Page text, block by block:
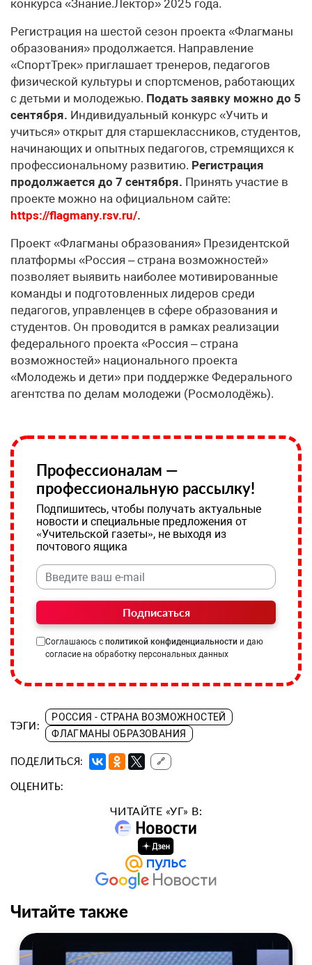
конкурса «Знание.Лектор» 2025 года.
Регистрация на шестой сезон проекта «Флагманы
образования» продолжается. Направление
«СпортТрек» приглашает тренеров, педагогов
физической культуры и спортсменов, работающих
с детьми и молодежью. Подать заявку можно до 5
сентября. Индивидуальный конкурс «Учить и
учиться» открыт для старшеклассников, студентов,
начинающих и опытных педагогов, стремящихся к
профессиональному развитию. Регистрация
продолжается до 7 сентября. Принять участие в
проекте можно на официальном сайте:
https://flagmany.rsv.ru/.
Проект «Флагманы образования» Президентской
платформы «Россия – страна возможностей»
позволяет выявить наиболее мотивированные
команды и подготовленных лидеров среди
педагогов, управленцев в сфере образования и
студентов. Он проводится в рамках реализации
федерального проекта «Россия – страна
возможностей» национального проекта
«Молодежь и дети» при поддержке Федерального
агентства по делам молодежи (Росмолодёжь).
Профессионалам —
профессиональную рассылку!
Подпишитесь, чтобы получать актуальные
новости и специальные предложения от
«Учительской газеты», не выходя из
почтового ящика
Подписаться
Соглашаюсь с политикой конфиденциальности и даю
согласие на обработку персональных данных
ТЭГИ:
РОССИЯ - СТРАНА ВОЗМОЖНОСТЕЙ
ФЛАГМАНЫ ОБРАЗОВАНИЯ
ПОДЕЛИТЬСЯ: 🔗
ОЦЕНИТЬ:
ЧИТАЙТЕ «УГ» В:
Читайте также